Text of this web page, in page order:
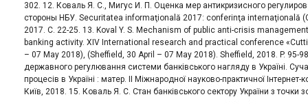
302. 12. Коваль Я. С., Мигус И. П. Оценка мер антикризисного
стороны НБУ. Securitatea informaţională 2017: conferinţa internaţională
2017. С. 22-25. 13. Koval Y. S. Mechanism of public anti-crisis
banking activity. XIV International research and practical conference
– 07 May 2018), (Sheffield, 30 April – 07 May 2018). Sheffield, 2018. P. 95-
державного регулювання системи банківського нагляду в Україні.
процесів в Україні : матер. ІІ Міжнародної науково-практичної
Київ, 2018. 15. Коваль Я. С. Стан банківського сектору України з точки